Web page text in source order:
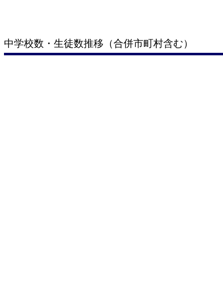
中学校数・生徒数推移（合併市町村含む）